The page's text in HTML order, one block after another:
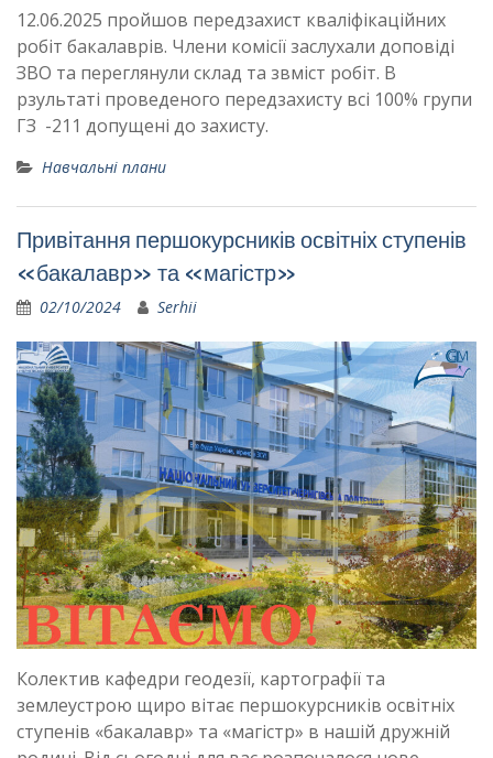
12.06.2025 пройшов передзахист кваліфікаційних
робіт бакалаврів. Члени комісії заслухали доповіді
ЗВО та переглянули склад та звміст робіт. В
рзультаті проведеного передзахисту всі 100% групи
ГЗ -211 допущені до захисту.
Навчальні плани
Привітання першокурсників освітніх ступенів
«бакалавр» та «магістр»
02/10/2024 Serhii
Колектив кафедри геодезії, картографії та
землеустрою щиро вітає першокурсників освітніх
ступенів «бакалавр» та «магістр» в нашій дружній